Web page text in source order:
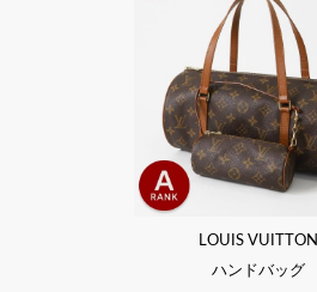
LOUIS VUITTON
ハンドバッグ